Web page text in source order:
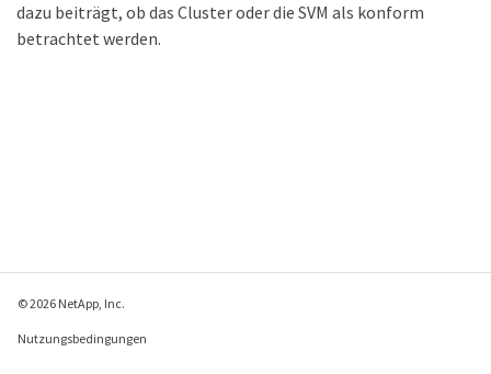
dazu beiträgt, ob das Cluster oder die SVM als konform
betrachtet werden.
© 2026 NetApp, Inc.
Nutzungsbedingungen